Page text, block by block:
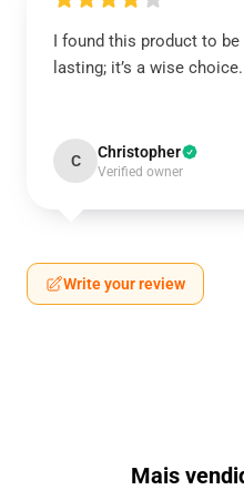
I found this product to
lasting; it’s a wise choice.
C Christopher
Verified owner
Write your review
Mais